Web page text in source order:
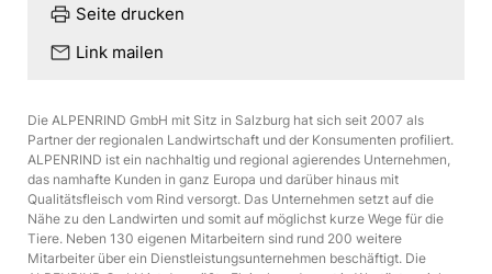
print Seite drucken
mail Link mailen
Die ALPENRIND GmbH mit Sitz in Salzburg hat sich seit 2007 als
Partner der regionalen Landwirtschaft und der Konsumenten profiliert.
ALPENRIND ist ein nachhaltig und regional agierendes Unternehmen,
das namhafte Kunden in ganz Europa und darüber hinaus mit
Qualitätsfleisch vom Rind versorgt. Das Unternehmen setzt auf die
Nähe zu den Landwirten und somit auf möglichst kurze Wege für die
Tiere. Neben 130 eigenen Mitarbeitern sind rund 200 weitere
Mitarbeiter über ein Dienstleistungsunternehmen beschäftigt. Die